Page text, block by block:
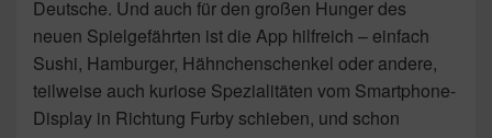
Deutsche. Und auch für den großen Hunger des
neuen Spielgefährten ist die App hilfreich – einfach
Sushi, Hamburger, Hähnchenschenkel oder andere,
teilweise auch kuriose Spezialitäten vom Smartphone-
Display in Richtung Furby schieben, und schon